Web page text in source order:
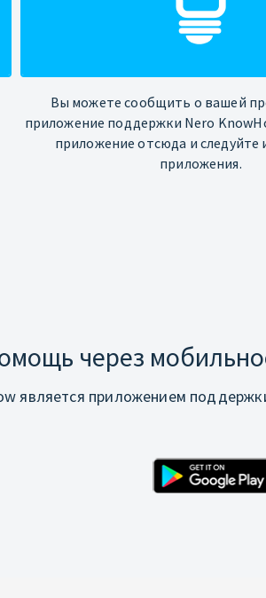
Вы можете сообщить о вашей
приложение поддержки Nero
приложение отсюда и следуйте
приложения.
через
является приложением